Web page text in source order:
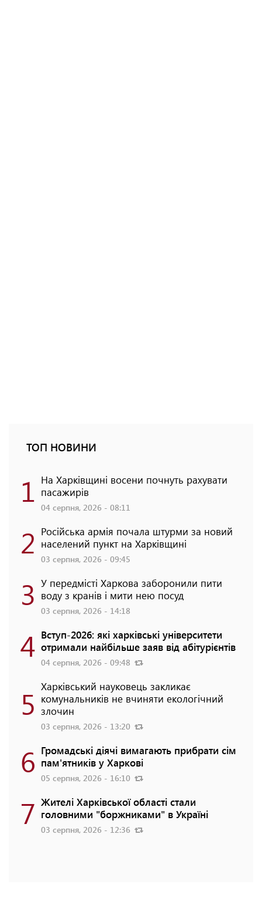
ТОП НОВИНИ
1 На Харківщині восени почнуть рахувати
пасажирів
04 серпня, 2026 - 08:11
2 Російська армія почала штурми за новий
населений пункт на Харківщині
03 серпня, 2026 - 09:45
3 У передмісті Харкова заборонили пити
воду з кранів і мити нею посуд
03 серпня, 2026 - 14:18
4 Вступ-2026: які харківські університети
отримали найбільше заяв від абітурієнтів
04 серпня, 2026 - 09:48
5 Харківський науковець закликає
комунальників не вчиняти екологічний
злочин
03 серпня, 2026 - 13:20
6 Громадські діячі вимагають прибрати сім
пам'ятників у Харкові
05 серпня, 2026 - 16:10
7 Жителі Харківської області стали
головними "боржниками" в Україні
03 серпня, 2026 - 12:36